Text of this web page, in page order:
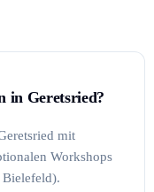
in Geretsried?
mit
Workshops